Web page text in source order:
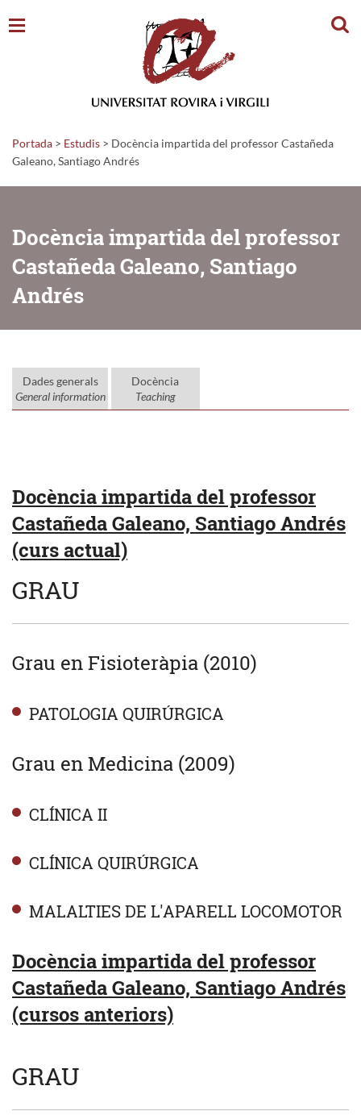
Portada > Estudis > Docència impartida del professor Castañeda
Galeano, Santiago Andrés
Docència impartida del professor
Castañeda Galeano, Santiago
Andrés
Dades generals
General information
Docència
Teaching
Docència impartida del professor
Castañeda Galeano, Santiago Andrés
(curs actual)
GRAU
Grau en Fisioteràpia (2010)
PATOLOGIA QUIRÚRGICA
Grau en Medicina (2009)
CLÍNICA II
CLÍNICA QUIRÚRGICA
MALALTIES DE L'APARELL LOCOMOTOR
Docència impartida del professor
Castañeda Galeano, Santiago Andrés
(cursos anteriors)
GRAU